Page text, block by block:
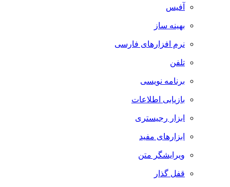
آفیس
بهینه ساز
نرم افزارهای فارسی
تلفن
برنامه نویسی
بازیابی اطلاعات
ابزار رجیستری
ابزارهای مفید
ویرایشگر متن
قفل گذار